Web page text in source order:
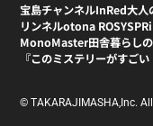
宝島チャンネルInRed大人
リンネルotona ROSY
MonoMaster田舎暮らし
『このミステリーがすご
© TAKARAJIMASHA,Inc.